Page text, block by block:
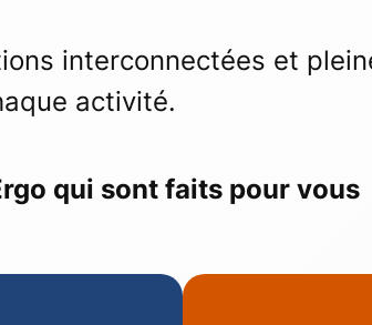
interconnectées et
activité.
qui sont faits pour vous